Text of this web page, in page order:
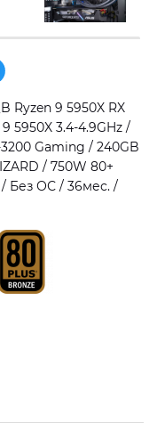
Тип накопителя
SSD
HDD
SSD + HDD
CPU
Ryzen 9 5950X RX
5950X 3.4-4.9GHz /
Gaming / 240GB
/ 750W 80+
Без ОС / 36мес. /